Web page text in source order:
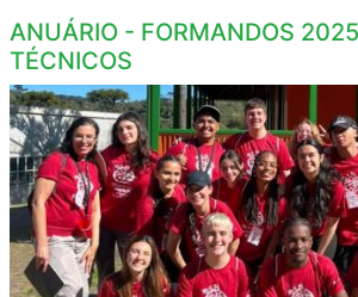
ANUÁRIO - FORMANDOS
TÉCNICOS